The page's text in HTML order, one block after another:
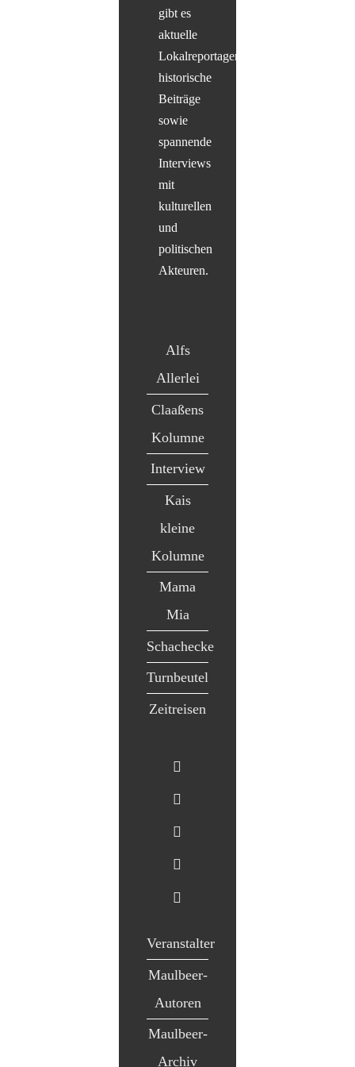
gibt es
aktuelle
Lokalreportagen,
historische
Beiträge
sowie
spannende
Interviews
mit
kulturellen
und
politischen
Akteuren.
Alfs
Allerlei
Claaßens
Kolumne
Interview
Kais
kleine
Kolumne
Mama
Mia
Schachecke
Turnbeutel
Zeitreisen
Veranstalter
Maulbeer-
Autoren
Maulbeer-
Archiv